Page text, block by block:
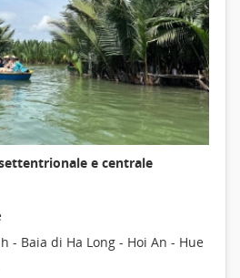
e centrale
- Baia di Ha Long - Hoi An - Hue